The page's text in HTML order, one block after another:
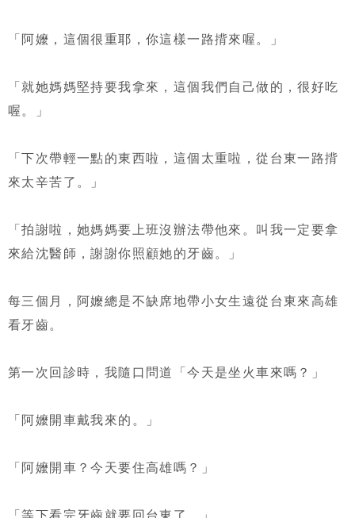
「阿嬤，這個很重耶，你這樣一路揹來喔。」
「就她媽媽堅持要我拿來，這個我們自己做的，很好吃
喔。」
「下次帶輕一點的東西啦，這個太重啦，從台東一路揹
來太辛苦了。」
「拍謝啦，她媽媽要上班沒辦法帶他來。叫我一定要拿
來給沈醫師，謝謝你照顧她的牙齒。」
每三個月，阿嬤總是不缺席地帶小女生遠從台東來高雄
看牙齒。
第一次回診時，我隨口問道「今天是坐火車來嗎？」
「阿嬤開車戴我來的。」
「阿嬤開車？今天要住高雄嗎？」